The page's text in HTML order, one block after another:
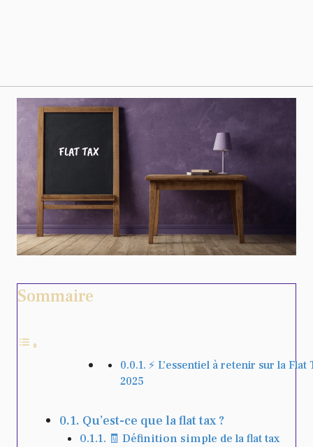
Sommaire
⚡️ L’essentiel à retenir sur la Flat
2025
Qu’est-ce que la flat tax ?
🧾 Définition simple de la flat tax